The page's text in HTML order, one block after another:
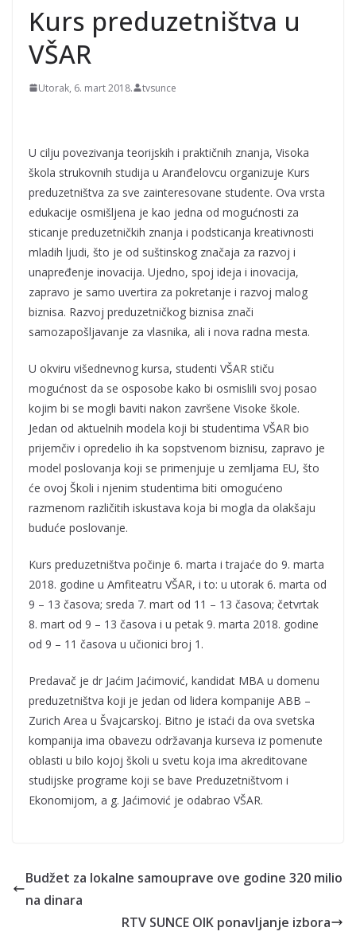
Kurs preduzetništva u
VŠAR
Utorak, 6. mart 2018. tvsunce
U cilju povezivanja teorijskih i praktičnih znanja, Visoka
škola strukovnih studija u Aranđelovcu organizuje Kurs
preduzetništva za sve zainteresovane studente. Ova vrsta
edukacije osmišljena je kao jedna od mogućnosti za
sticanje preduzetničkih znanja i podsticanja kreativnosti
mladih ljudi, što je od suštinskog značaja za razvoj i
unapređenje inovacija. Ujedno, spoj ideja i inovacija,
zapravo je samo uvertira za pokretanje i razvoj malog
biznisa. Razvoj preduzetničkog biznisa znači
samozapošljavanje za vlasnika, ali i nova radna mesta.
U okviru višednevnog kursa, studenti VŠAR stiču
mogućnost da se osposobe kako bi osmislili svoj posao
kojim bi se mogli baviti nakon završene Visoke škole.
Jedan od aktuelnih modela koji bi studentima VŠAR bio
prijemčiv i opredelio ih ka sopstvenom biznisu, zapravo je
model poslovanja koji se primenjuje u zemljama EU, što
će ovoj Školi i njenim studentima biti omogućeno
razmenom različitih iskustava koja bi mogla da olakšaju
buduće poslovanje.
Kurs preduzetništva počinje 6. marta i trajaće do 9. marta
2018. godine u Amfiteatru VŠAR, i to: u utorak 6. marta od
9 – 13 časova; sreda 7. mart od 11 – 13 časova; četvrtak
8. mart od 9 – 13 časova i u petak 9. marta 2018. godine
od 9 – 11 časova u učionici broj 1.
Predavač je dr Jaćim Jaćimović, kandidat MBA u domenu
preduzetništva koji je jedan od lidera kompanije ABB –
Zurich Area u Švajcarskoj. Bitno je istaći da ova svetska
kompanija ima obavezu održavanja kurseva iz pomenute
oblasti u bilo kojoj školi u svetu koja ima akreditovane
studijske programe koji se bave Preduzetništvom i
Ekonomijom, a g. Jaćimović je odabrao VŠAR.
Budžet za lokalne samouprave ove godine 320 milio
na dinara
RTV SUNCE OIK ponavljanje izbora